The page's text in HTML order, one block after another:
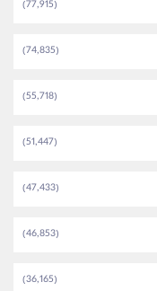
(77,915)
(74,835)
(55,718)
(51,447)
(47,433)
(46,853)
(36,165)